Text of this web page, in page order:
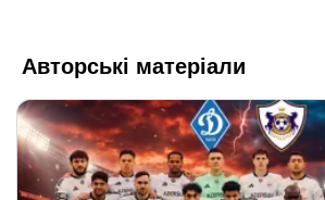
Авторські матеріали